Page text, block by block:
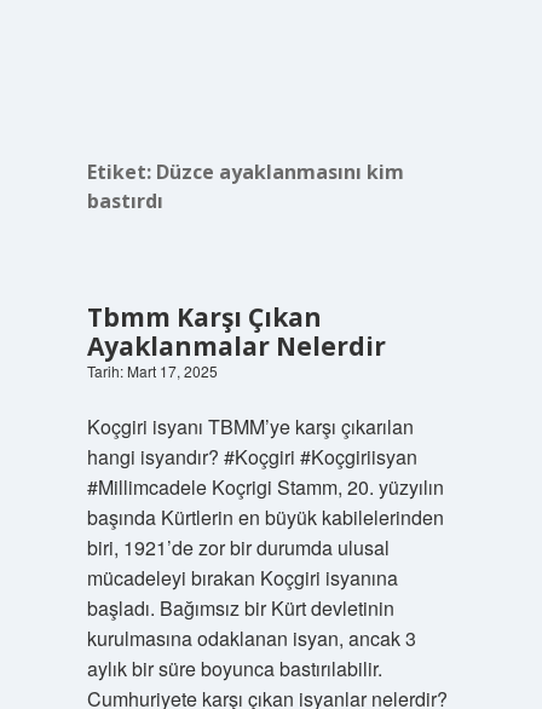
Etiket: Düzce ayaklanmasını kim
bastırdı
Tbmm Karşı Çıkan
Ayaklanmalar Nelerdir
Tarih: Mart 17, 2025
Koçgiri isyanı TBMM’ye karşı çıkarılan
hangi isyandır? #Koçgiri #Koçgiriisyan
#Millimcadele Koçrigi Stamm, 20. yüzyılın
başında Kürtlerin en büyük kabilelerinden
biri, 1921’de zor bir durumda ulusal
mücadeleyi bırakan Koçgiri isyanına
başladı. Bağımsız bir Kürt devletinin
kurulmasına odaklanan isyan, ancak 3
aylık bir süre boyunca bastırılabilir.
Cumhuriyete karşı çıkan isyanlar nelerdir?